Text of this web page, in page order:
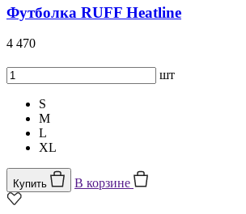
Футболка RUFF Heatline
4 470
шт
S
M
L
XL
Купить В корзине